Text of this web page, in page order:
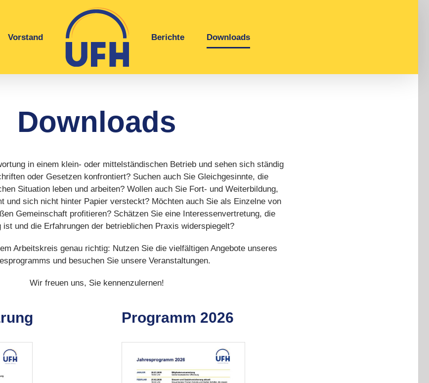
Vorstand Berichte Downloads
Downloads
in einem klein- oder mittelständischen Betrieb und sehen sich ständig
oder Gesetzen konfrontiert? Suchen auch Sie Gleichgesinnte, die
Situation leben und arbeiten? Wollen auch Sie Fort- und Weiterbildung,
und sich nicht hinter Papier versteckt? Möchten auch Sie als Einzelne von
Gemeinschaft profitieren? Schätzen Sie eine Interessenvertretung, die
ist und die Erfahrungen der betrieblichen Praxis widerspiegelt?
Arbeitskreis genau richtig: Nutzen Sie die vielfältigen Angebote unseres
und besuchen Sie unsere Veranstaltungen.
Wir freuen uns, Sie kennenzulernen!
Programm 2026